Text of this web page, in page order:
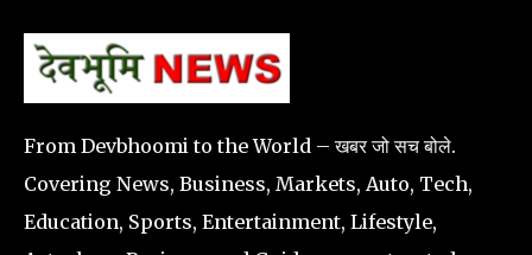
From Devbhoomi to the World – खबर जो सच बोले.
Covering News, Business, Markets, Auto, Tech,
Education, Sports, Entertainment, Lifestyle,